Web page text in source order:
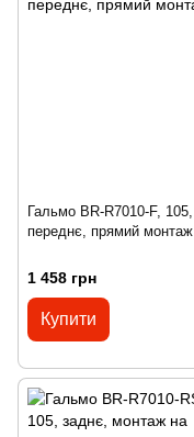
Гальмо BR-R7010-F, 105,
переднє, прямий монтаж
1 458 грн
Купити